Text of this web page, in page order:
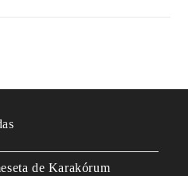
de Karakórum